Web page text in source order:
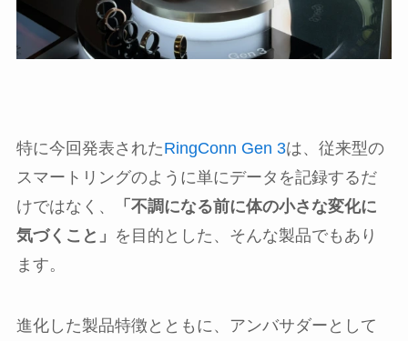
特に今回発表されたRingConn Gen 3は、従来型の
スマートリングのように単にデータを記録するだ
けではなく、
「不調になる前に体の小さな変化に
気づくこと」 を目的とした、そんな製品でもあり
ます。
進化した製品特徴とともに、アンバサダーとして